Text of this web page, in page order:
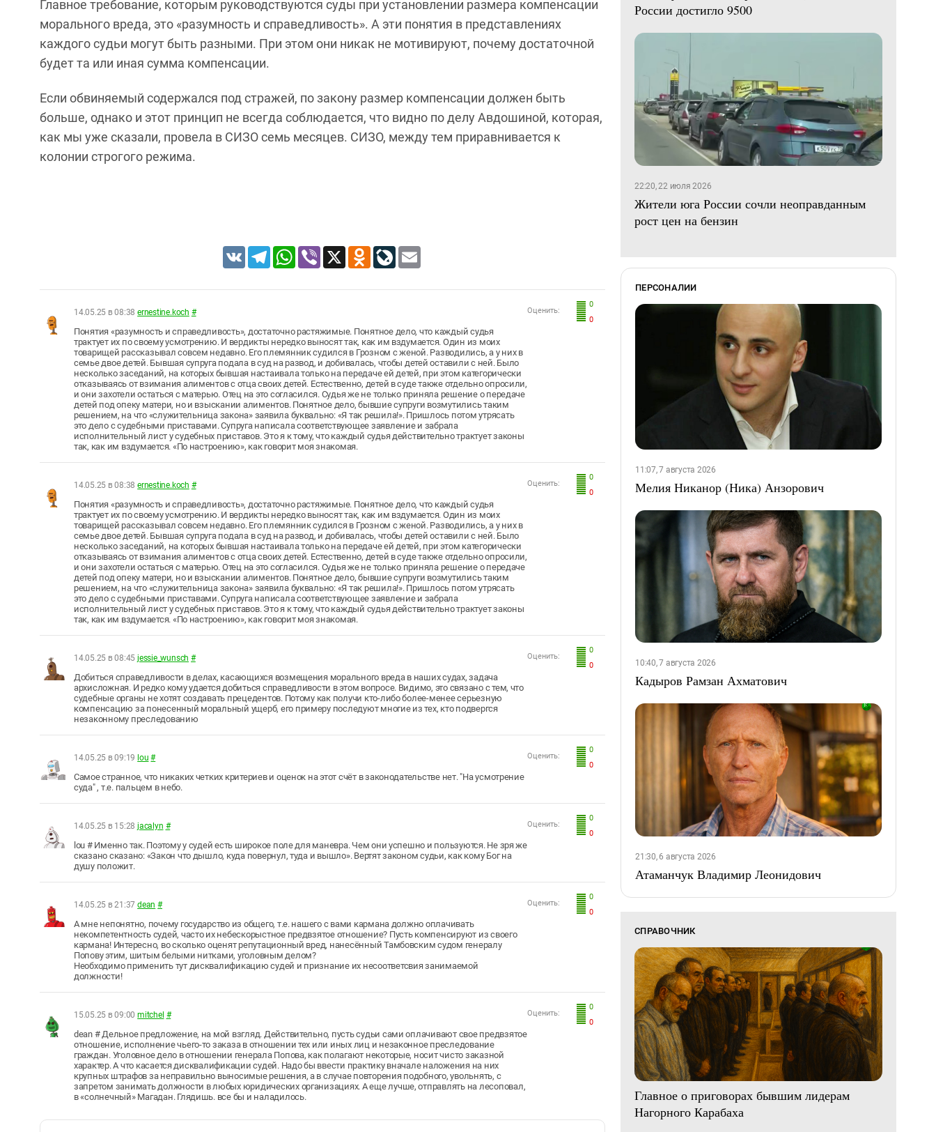
Главное требование, которым руководствуются суды при установлении размера компенсации
морального вреда, это «разумность и справедливость». А эти понятия в представлениях
каждого судьи могут быть разными. При этом они никак не мотивируют, почему достаточной
будет та или иная сумма компенсации.
Если обвиняемый содержался под стражей, по закону размер компенсации должен быть
больше, однако и этот принцип не всегда соблюдается, что видно по делу Авдошиной, которая,
как мы уже сказали, провела в СИЗО семь месяцев. СИЗО, между тем приравнивается к
колонии строгого режима.
VK TelegramWhatsApp
Viber X Odnoklassniki
LiveJournal
0
0
Оценить:
14.05.25 в 08:38 ernestine.koch #
Понятия «разумность и справедливость», достаточно растяжимые. Понятное дело, что каждый судья
трактует их по своему усмотрению. И вердикты нередко выносят так, как им вздумается. Один из моих
товарищей рассказывал совсем недавно. Его племянник судился в Грозном с женой. Разводились, а у них в
семье двое детей. Бывшая супруга подала в суд на развод, и добивалась, чтобы детей оставили с ней. Было
несколько заседаний, на которых бывшая настаивала только на передаче ей детей, при этом категорически
отказываясь от взимания алиментов с отца своих детей. Естественно, детей в суде также отдельно опросили,
и они захотели остаться с матерью. Отец на это согласился. Судья же не только приняла решение о передаче
детей под опеку матери, но и взыскании алиментов. Понятное дело, бывшие супруги возмутились таким
решением, на что «служительница закона» заявила буквально: «Я так решила!». Пришлось потом утрясать
это дело с судебными приставами. Супруга написала соответствующее заявление и забрала
исполнительный лист у судебных приставов. Это я к тому, что каждый судья действительно трактует законы
так, как им вздумается. «По настроению», как говорит моя знакомая.
0
0
Оценить:
14.05.25 в 08:38 ernestine.koch #
Понятия «разумность и справедливость», достаточно растяжимые. Понятное дело, что каждый судья
трактует их по своему усмотрению. И вердикты нередко выносят так, как им вздумается. Один из моих
товарищей рассказывал совсем недавно. Его племянник судился в Грозном с женой. Разводились, а у них в
семье двое детей. Бывшая супруга подала в суд на развод, и добивалась, чтобы детей оставили с ней. Было
несколько заседаний, на которых бывшая настаивала только на передаче ей детей, при этом категорически
отказываясь от взимания алиментов с отца своих детей. Естественно, детей в суде также отдельно опросили,
и они захотели остаться с матерью. Отец на это согласился. Судья же не только приняла решение о передаче
детей под опеку матери, но и взыскании алиментов. Понятное дело, бывшие супруги возмутились таким
решением, на что «служительница закона» заявила буквально: «Я так решила!». Пришлось потом утрясать
это дело с судебными приставами. Супруга написала соответствующее заявление и забрала
исполнительный лист у судебных приставов. Это я к тому, что каждый судья действительно трактует законы
так, как им вздумается. «По настроению», как говорит моя знакомая.
0
0
Оценить:
14.05.25 в 08:45 jessie_wunsch #
Добиться справедливости в делах, касающихся возмещения морального вреда в наших судах, задача
архисложная. И редко кому удается добиться справедливости в этом вопросе. Видимо, это связано с тем, что
судебные органы не хотят создавать прецедентов. Потому как получи кто-либо более-менее серьезную
компенсацию за понесенный моральный ущерб, его примеру последуют многие из тех, кто подвергся
незаконному преследованию
0
0
Оценить:
14.05.25 в 09:19 lou #
Самое странное, что никаких четких критериев и оценок на этот счёт в законодательстве нет. "На усмотрение
суда" , т.е. пальцем в небо.
0
0
Оценить:
14.05.25 в 15:28 jacalyn #
lou # Именно так. Поэтому у судей есть широкое поле для маневра. Чем они успешно и пользуются. Не зря же
сказано сказано: «Закон что дышло, куда повернул, туда и вышло». Вертят законом судьи, как кому Бог на
душу положит.
0
0
Оценить:
14.05.25 в 21:37 dean #
А мне непонятно, почему государство из общего, т.е. нашего с вами кармана должно оплачивать
некомпетентность судей, часто их небескорыстное предвзятое отношение? Пусть компенсируют из своего
кармана! Интересно, во сколько оценят репутационный вред, нанесённый Тамбовским судом генералу
Попову этим, шитым белыми нитками, уголовным делом?
Необходимо применить тут дисквалификацию судей и признание их несоответсвия занимаемой
должности!
0
0
Оценить:
15.05.25 в 09:00 mitchel #
dean # Дельное предложение, на мой взгляд. Действительно, пусть судьи сами оплачивают свое предвзятое
отношение, исполнение чьего-то заказа в отношении тех или иных лиц и незаконное преследование
граждан. Уголовное дело в отношении генерала Попова, как полагают некоторые, носит чисто заказной
характер. А что касается дисквалификации судей. Надо бы ввести практику вначале наложения на них
крупных штрафов за неправильно выносимые решения, а в случае повторения подобного, увольнять, с
запретом занимать должности в любых юридических организациях. А еще лучше, отправлять на лесоповал,
в «солнечный» Магадан. Глядишь. все бы и наладилось.
России достигло 9500
22:20, 22 июля 2026
Жители юга России сочли неоправданным
рост цен на бензин
ПЕРСОНАЛИИ
11:07, 7 августа 2026
Мелия Никанор (Ника) Анзорович
10:40, 7 августа 2026
Кадыров Рамзан Ахматович
21:30, 6 августа 2026
Атаманчук Владимир Леонидович
СПРАВОЧНИК
Главное о приговорах бывшим лидерам
Нагорного Карабаха